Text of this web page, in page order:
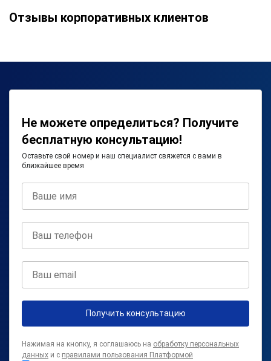
Отзывы корпоративных клиентов
Не можете определиться? Получите
бесплатную консультацию!
Оставьте свой номер и наш специалист свяжется с вами в
ближайшее время
Получить консультацию
Нажимая на кнопку, я соглашаюсь на обработку персональных
данных и с правилами пользования Платформой